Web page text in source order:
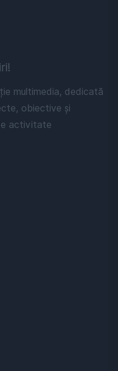
multimedia, dedicată
obiective și
activitate